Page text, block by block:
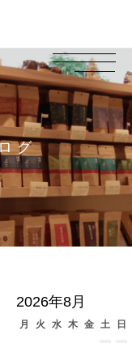
グ
2026年8月
月 火 水 木 金 土 日